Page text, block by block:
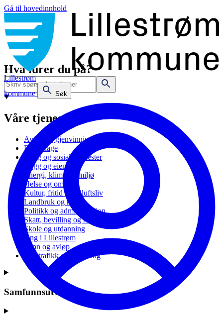
Gå til hovedinnhold
Lillestrøm
kommune
Søk
Hva lurer du på?
Våre tjenester
Avfall og gjenvinning
Barnehage
Bolig og sosiale tjenester
Bygg og eiendom
Energi, klima og miljø
Helse og omsorg
Kultur, fritid og friluftsliv
Landbruk og natur
Politikk og administrasjon
Skatt, bevilling og næring
Skole og utdanning
Ung i Lillestrøm
Vann og avløp
Vei, trafikk og parkering
Samfunnsutvikling